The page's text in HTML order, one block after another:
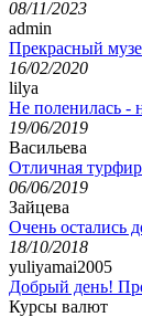
08/11/2023
admin
Прекрасный
16/02/2020
lilya
Не поленилась -
19/06/2019
Васильева
Отличная
06/06/2019
Зайцева
Очень остались
18/10/2018
yuliyamai2005
Добрый день!
Курсы валют